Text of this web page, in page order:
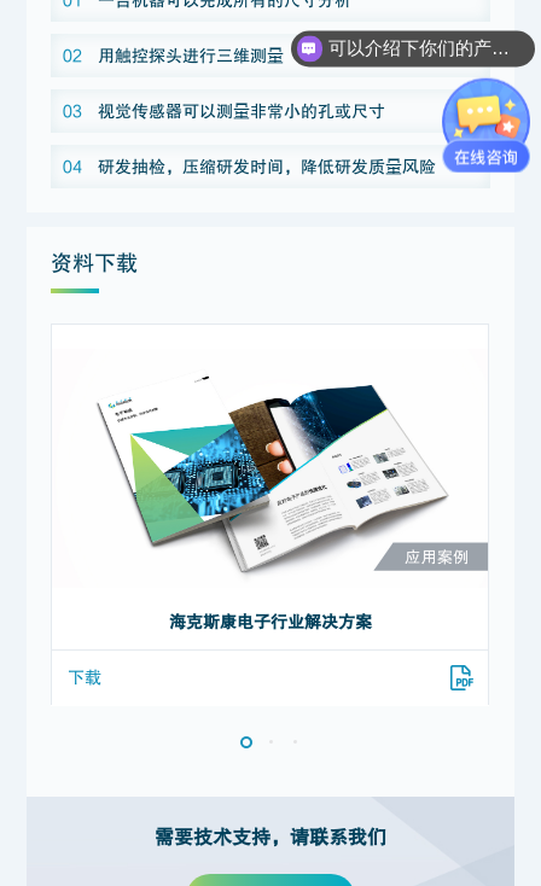
02 用触控探头进行三维测量
03 视觉传感器可以测量非常小的孔或尺寸
04 研发抽检，压缩研发时间，降低研发质量风险
资料下载
海克斯康电子行业解决方案
下载
需要技术支持，请联系我们
可以介绍下你们的产品么？